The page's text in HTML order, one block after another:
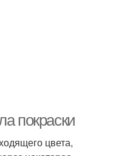
покраски
цвета,